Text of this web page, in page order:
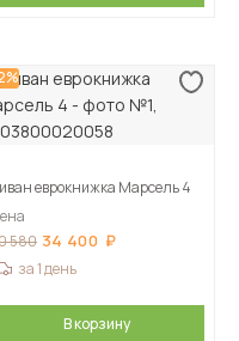
еврокнижка Марсель 4
580 34 400
за 1 день
В корзину